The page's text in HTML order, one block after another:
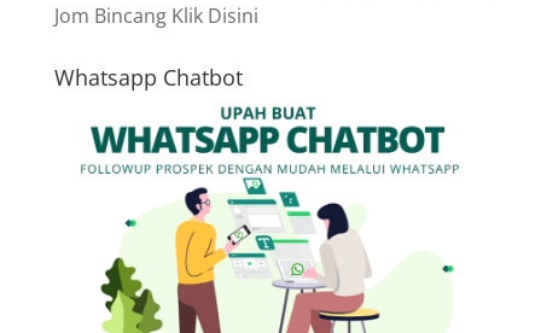
Jom Bincang Klik Disini
Whatsapp Chatbot